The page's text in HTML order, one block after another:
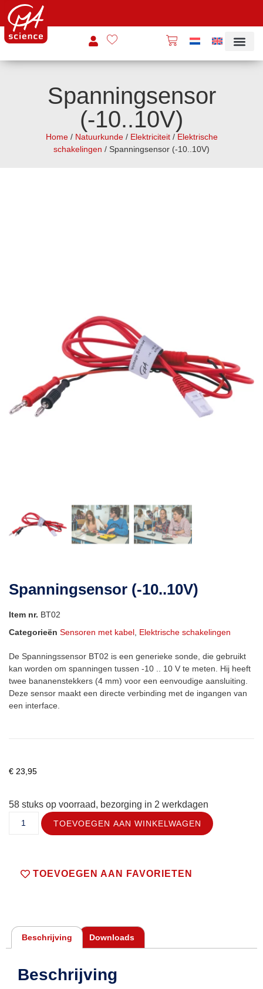
Spanningsensor
(-10..10V)
Home/ Natuurkunde/ Elektriciteit/ Elektrische
schakelingen / Spanningsensor (-10..10V)
Spanningsensor (-10..10V)
Item nr. BT02
Categorieën Sensoren met kabel Elektrische schakelingen
De Spanningssensor BT02 is een generieke sonde, die gebruikt
kan worden om spanningen tussen -10 .. 10 V te meten. Hij heeft
twee bananenstekkers (4 mm) voor een eenvoudige aansluiting.
Deze sensor maakt een directe verbinding met de ingangen van
een interface.
€ 23,95
58 stuks op voorraad, bezorging in 2 werkdagen
TOEVOEGEN AAN WINKELWAGEN
TOEVOEGEN AAN FAVORIETEN
Beschrijving Downloads
Beschrijving